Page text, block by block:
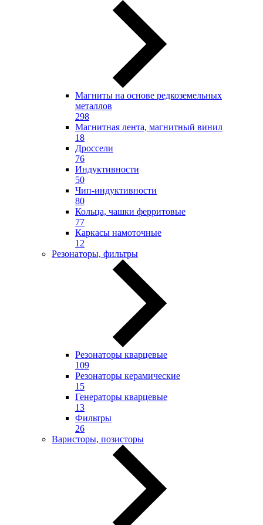
Магниты на основе редкоземельных
металлов
298
Магнитная лента, магнитный винил
18
Дроссели
76
Индуктивности
50
Чип-индуктивности
80
Кольца, чашки ферритовые
77
Каркасы намоточные
12
Резонаторы, фильтры
Резонаторы кварцевые
109
Резонаторы керамические
15
Генераторы кварцевые
13
Фильтры
26
Варисторы, позисторы